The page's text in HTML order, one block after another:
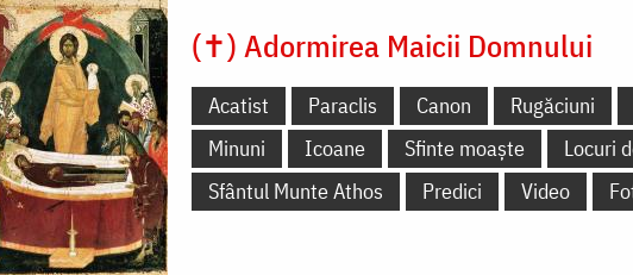
(✝) Adormirea Maicii Domnului
Acatist Paraclis Canon Rugăciuni
Minuni
Icoane Sfinte moaște
Locuri
Sfântul Munte Athos
Predici Video